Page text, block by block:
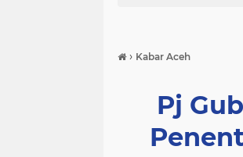
› Kabar Aceh
Pj